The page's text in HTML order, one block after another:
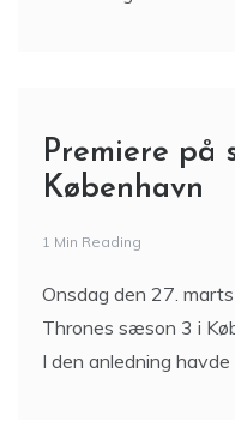
Premiere på
København
1 Min Reading
Onsdag den 27.
Thrones sæson 3 i
I den anledning